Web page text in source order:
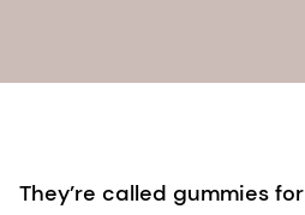
They’re called gummies